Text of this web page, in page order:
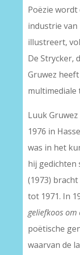
Poëzie
industrie
illustreert,
De Strycker,
Gruwez
multimediale
Luuk
1976 in
was in het
hij gedichten
(1973)
tot 1971. In
geliefkoos om
poëtische
waarvan de